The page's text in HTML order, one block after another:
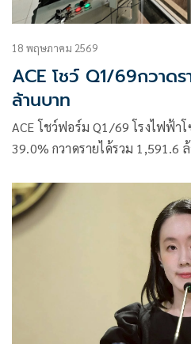
18 พฤษภาคม 2569
ACE โชว์ Q1/69กวาดร
ล้านบาท
ACE โชว์ฟอร์ม Q1/69 โรงไฟฟ้า
39.0% กวาดรายได้รวม 1,591.6 ล้านบาท ตุนโครงการในมือรอ